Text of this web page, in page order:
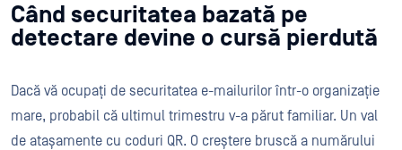
Când securitatea bazată pe
detectare devine o cursă pierdută
Dacă vă ocupați de securitatea e-mailurilor într-o organizație
mare, probabil că ultimul trimestru v-a părut familiar. Un val
de atașamente cu coduri QR. O creștere bruscă a numărului